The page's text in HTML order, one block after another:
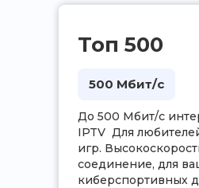
Топ 500
До 500 Мбит/с
IPTV Для
игр.
соединение, для
киберспортивных
500 Мбит/с